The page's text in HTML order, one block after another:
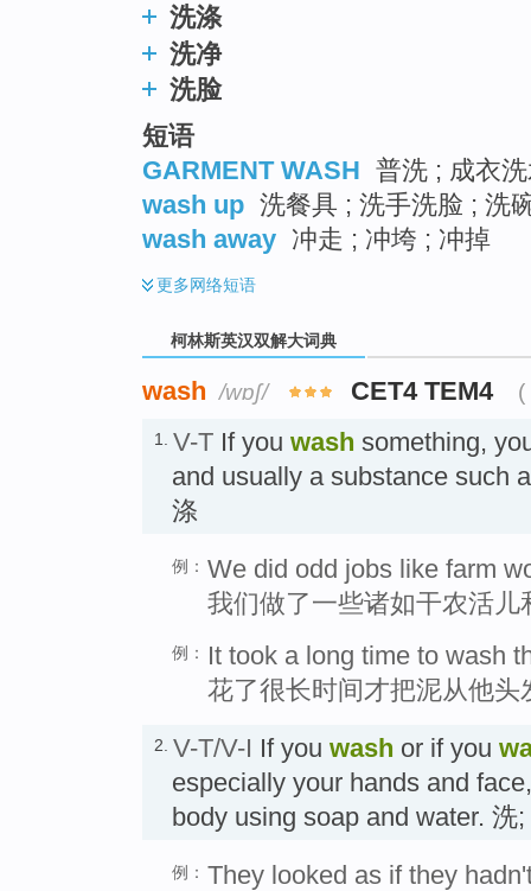
洗涤
洗净
洗脸
短语
GARMENT WASH 普洗 ; 成衣
wash up 洗餐具 ; 洗手洗脸 ; 洗
wash away 冲走 ; 冲垮 ; 冲掉
更多网络短语
柯林斯英汉双解大词典
wash /wɒʃ/ CET4 TEM4 (
1. V-T If you wash something,
and usually a substance such
涤
例： We did odd jobs like farm
我们做了一些诸如干农活
例：
It took a long time to wash
花了很长时间才把泥从他头
2. V-T/V-I If you wash or if you
especially your hands and
body using soap and water. 洗
例： They looked as if they